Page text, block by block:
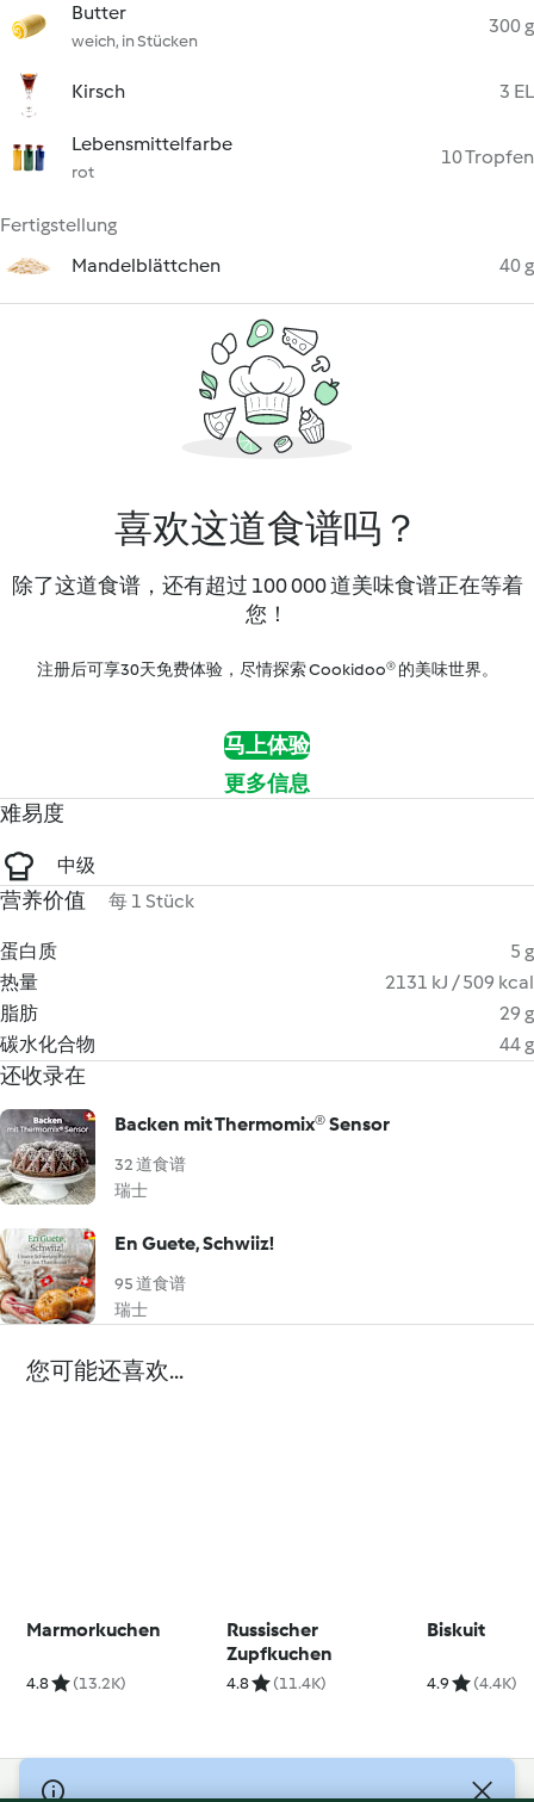
Butter
weich, in Stücken
300 g
Kirsch 3 EL
Lebensmittelfarbe
rot
10 Tropfen
Fertigstellung
Mandelblättchen
40 g
喜欢这道食谱吗？
除了这道食谱，还有超过 100 000 道美味食谱正在等着
您！
注册后可享30天免费体验，尽情探索 Cookidoo® 的美味世界。
马上体验
更多信息
难易度
中级
营养价值 每 1 Stück
蛋白质
5 g
热量
2131 kJ / 509 kcal
脂肪
29 g
碳水化合物
44 g
还收录在
Backen mit Thermomix® Sensor
32 道食谱
瑞士
En Guete, Schwiiz!
95 道食谱
瑞士
您可能还喜欢...
Marmorkuchen
4.8 (13.2K)
Russischer
Zupfkuchen
4.8 (11.4K)
Biskuit
4.9 (4.4K)